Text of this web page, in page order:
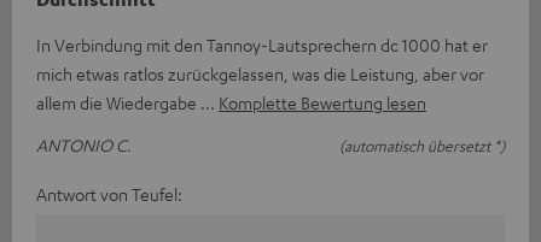
In Verbindung mit den Tannoy-Lautsprechern dc 1000 hat er
mich etwas ratlos zurückgelassen, was die Leistung, aber vor
allem die Wiedergabe
Komplette Bewertung lesen
ANTONIO C.
(automatisch übersetzt *)
Antwort von Teufel: